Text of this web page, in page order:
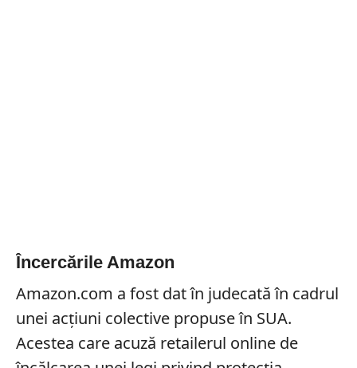
Încercările Amazon
Amazon.com a fost dat în judecată în cadrul
unei acțiuni colective propuse în SUA.
Acestea care acuză retailerul online de